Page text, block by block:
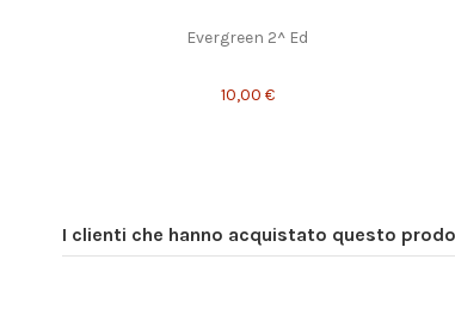
Evergreen 2^ Ed
10,00 €
I clienti che hanno acquistato questo